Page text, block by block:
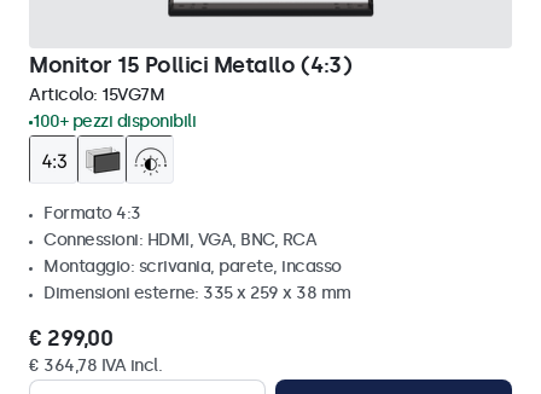
Monitor 15 Pollici Metallo (4:3)
Articolo: 15VG7M
100+ pezzi disponibili
Formato 4:3
Connessioni: HDMI, VGA, BNC, RCA
Montaggio: scrivania, parete, incasso
Dimensioni esterne: 335 x 259 x 38 mm
€ 299,00
€ 364,78 IVA incl.